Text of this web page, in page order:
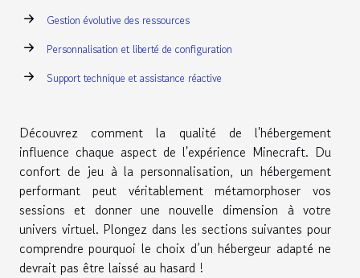
Gestion évolutive des ressources
Personnalisation et liberté de configuration
Support technique et assistance réactive
Découvrez comment la qualité de l'hébergement
influence chaque aspect de l'expérience Minecraft. Du
confort de jeu à la personnalisation, un hébergement
performant peut véritablement métamorphoser vos
sessions et donner une nouvelle dimension à votre
univers virtuel. Plongez dans les sections suivantes pour
comprendre pourquoi le choix d’un hébergeur adapté ne
devrait pas être laissé au hasard !